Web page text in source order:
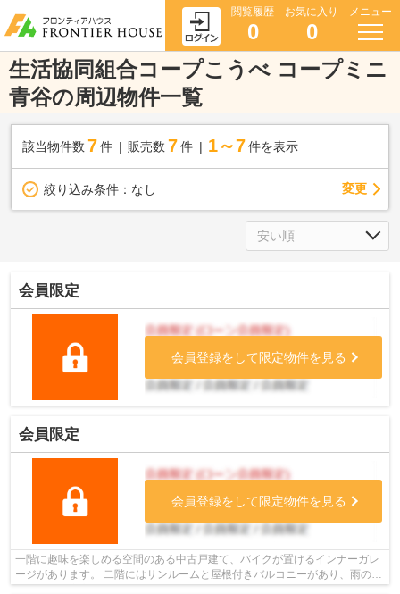
閲覧履歴
0
お気に入り
0
メニュー
生活協同組合コープこうべ コープミニ
青谷の周辺物件一覧
該当物件数 7件 販売数 7 件 1～7 件を表示
絞り込み条件： なし 変更
会員限定
会員登録をして限定物件を見る
会員限定
会員登録をして限定物件を見る
一階に趣味を楽しめる空間のある中古戸建て、バイクが置けるインナーガレ
ージがあります。 二階にはサンルームと屋根付きバルコニーがあり、雨の日